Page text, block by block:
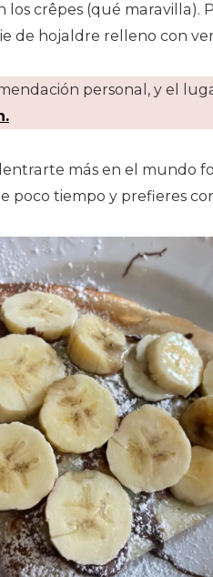
los crêpes (qué maravilla).
de hojaldre relleno con
personal, y el
más en el mundo
poco tiempo y prefieres